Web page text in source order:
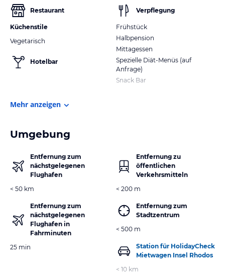
Restaurant
Küchenstile
Vegetarisch
Hotelbar
Verpflegung
Frühstück
Halbpension
Mittagessen
Spezielle Diät-Menüs (auf
Anfrage)
Snack Bar
Mehr anzeigen
Umgebung
Entfernung zum
nächstgelegenen
Flughafen
< 50 km
Entfernung zum
nächstgelegenen
Flughafen in
Fahrminuten
25 min
Entfernung zu
öffentlichen
Verkehrsmitteln
< 200 m
Entfernung zum
Stadtzentrum
< 500 m
Station für HolidayCheck
Mietwagen Insel Rhodos
< 10 km